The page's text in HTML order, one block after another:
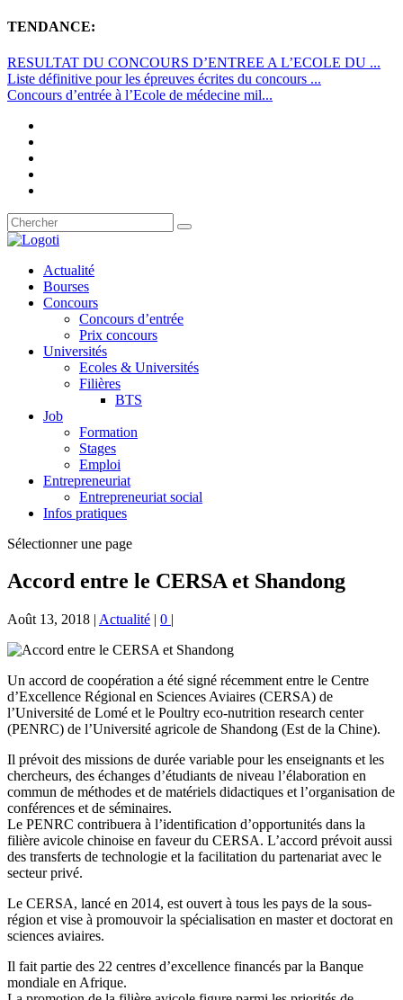
TENDANCE:
RESULTAT DU CONCOURS D’ENTREE A L’ECOLE DU ...
Liste définitive pour les épreuves écrites du concours ...
Concours d’entrée à l’Ecole de médecine mil...
Actualité
Bourses
Concours
Concours d’entrée
Prix concours
Universités
Ecoles & Universités
Filières
BTS
Job
Formation
Stages
Emploi
Entrepreneuriat
Entrepreneuriat social
Infos pratiques
Sélectionner une page
Accord entre le CERSA et Shandong
Août 13, 2018 | Actualité | 0 |
Un accord de coopération a été signé récemment entre le Centre
d’Excellence Régional en Sciences Aviaires (CERSA) de
l’Université de Lomé et le Poultry eco-nutrition research center
(PENRC) de l’Université agricole de Shandong (Est de la Chine).
Il prévoit des missions de durée variable pour les enseignants et les
chercheurs, des échanges d’étudiants de niveau l’élaboration en
commun de méthodes et de matériels didactiques et l’organisation de
conférences et de séminaires.
Le PENRC contribuera à l’identification d’opportunités dans la
filière avicole chinoise en faveur du CERSA. L’accord prévoit aussi
des transferts de technologie et la facilitation du partenariat avec le
secteur privé.
Le CERSA, lancé en 2014, est ouvert à tous les pays de la sous-
région et vise à promouvoir la spécialisation en master et doctorat en
sciences aviaires.
Il fait partie des 22 centres d’excellence financés par la Banque
mondiale en Afrique.